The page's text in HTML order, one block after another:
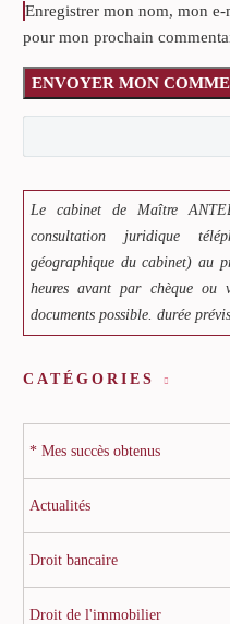
Enregistrer mon nom, mon
pour mon prochain
ENVOYER MON
Le cabinet de Maître
consultation juridique
géographique du cabinet) au
heures avant par chèque ou
documents possible. durée
CATÉGORIES
* Mes succès obtenus
Actualités
Droit bancaire
Droit de l'immobilier